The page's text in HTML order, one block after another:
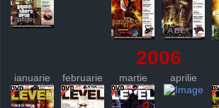
2006
ianuarie februarie martie aprilie